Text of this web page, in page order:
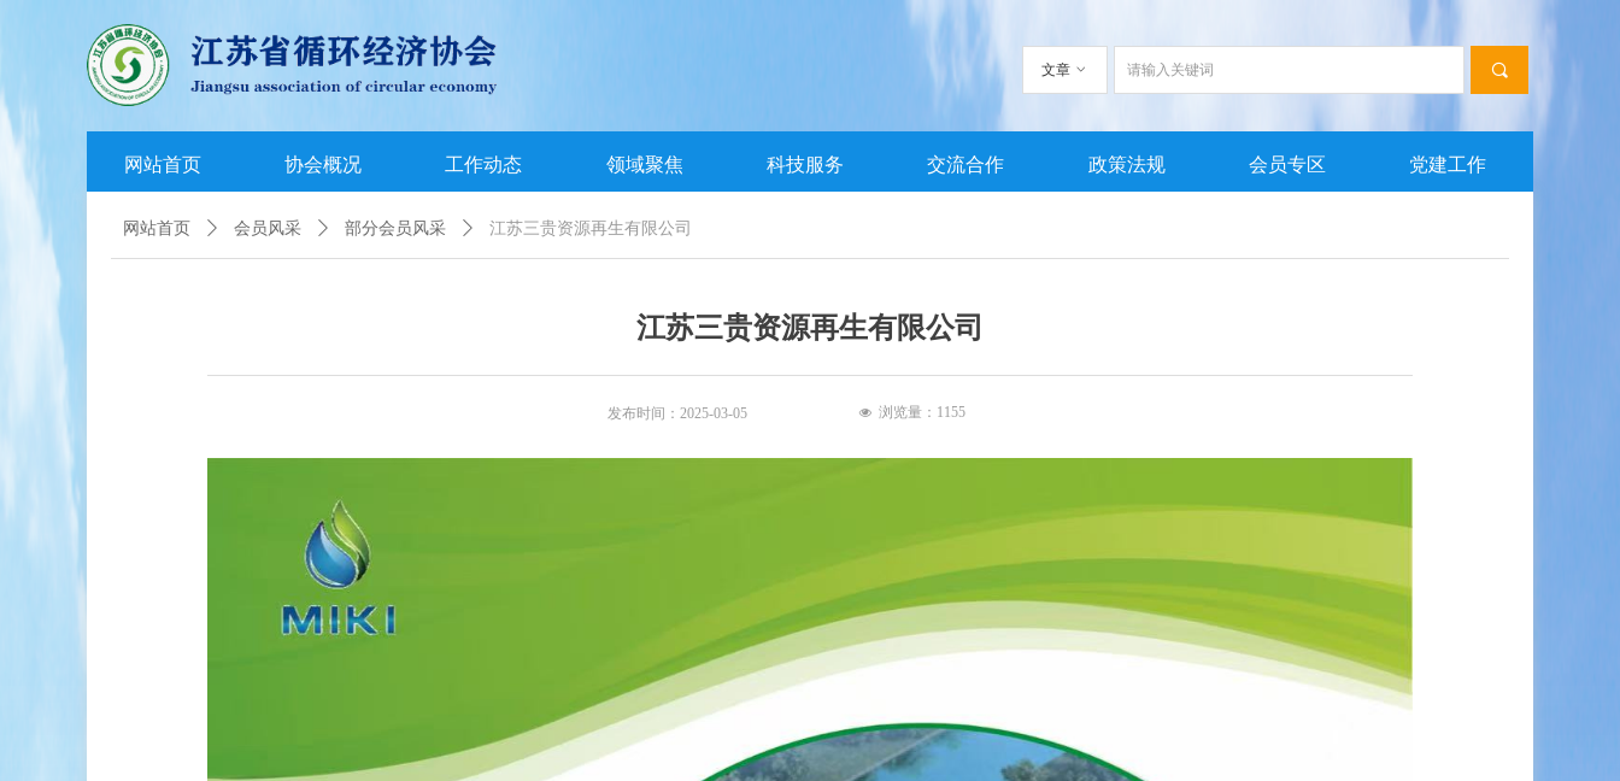
网站首页 协会概况 工作动态 领域聚焦 科技服务 交流合作 政策法规 会员专区 党建工作
끠
文章 ꀁ
江苏三贵资源再生有限公司
发布时间： 2025-03-05 넶 浏览量： 1155
网站首页 ꄲ 会员风采 ꄲ 部分会员风采 ꄲ 江苏三贵资源再生有限公司